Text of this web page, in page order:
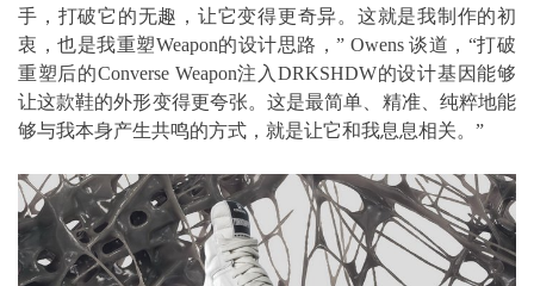
手，打破它的无趣，让它变得更奇异。这就是我制作的初
衷，也是我重塑Weapon的设计思路，” Owens 谈道，“打破
重塑后的Converse Weapon注入DRKSHDW的设计基因能够
让这款鞋的外形变得更夸张。这是最简单、精准、纯粹地能
够与我本身产生共鸣的方式，就是让它和我息息相关。”